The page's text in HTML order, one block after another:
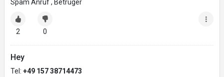
Spam Anruf , Betrüger
2 0
Hey
Tel: +49 157 38714473